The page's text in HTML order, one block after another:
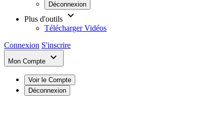
Déconnexion
Plus d'outils
Télécharger Vidéos
Connexion S'inscrire
Mon Compte
Voir le Compte
Déconnexion